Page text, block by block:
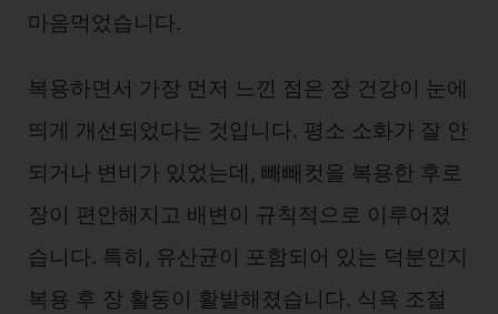
마음먹었습니다.
복용하면서 가장 먼저 느낀 점은 장 건강이 눈에
띄게 개선되었다는 것입니다. 평소 소화가 잘 안
되거나 변비가 있었는데, 빼빼컷을 복용한 후로
장이 편안해지고 배변이 규칙적으로 이루어졌
습니다. 특히, 유산균이 포함되어 있는 덕분인지
복용 후 장 활동이 활발해졌습니다. 식욕 조절